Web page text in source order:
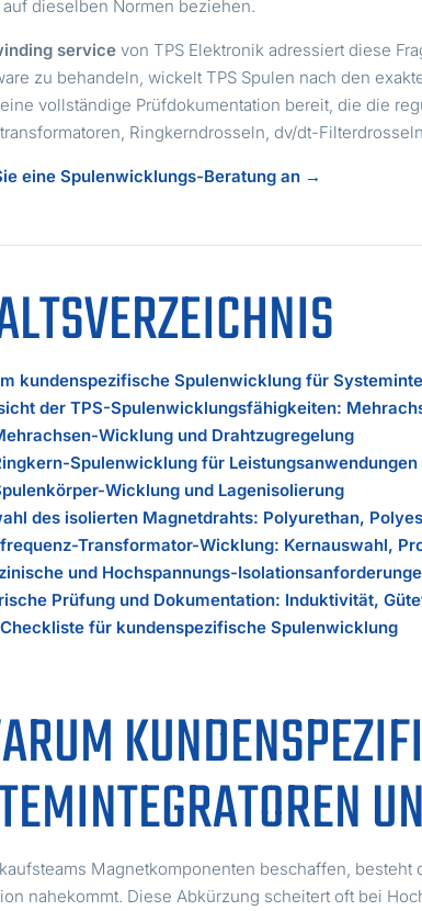
dieselben Normen beziehen.
service von TPS Elektronik adressiert diese
zu behandeln, wickelt TPS Spulen nach den
vollständige Prüfdokumentation bereit, die die
Ringkerndrosseln, dv/dt-
eine Spulenwicklungs-Beratung an →
kundenspezifische Spulenwicklung für
der TPS-Spulenwicklungsfähigkeiten:
Wicklung und Drahtzugregelung
Spulenwicklung für Leistungsanwendungen
Wicklung und Lagenisolierung
des isolierten Magnetdrahts: Polyurethan,
Transformator-Wicklung: Kernauswahl,
und Hochspannungs-
Prüfung und Dokumentation: Induktivität,
für kundenspezifische Spulenwicklung
Magnetkomponenten beschaffen,
nahekommt. Diese Abkürzung scheitert oft bei